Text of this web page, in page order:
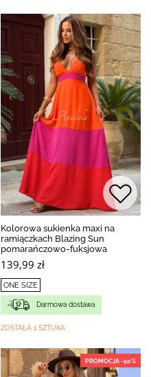
Kolorowa sukienka maxi na
ramiączkach Blazing Sun
pomarańczowo-fuksjowa
139,99 zł
ONE SIZE
Darmowa dostawa
ZOSTAŁA 1 SZTUKA
PROMOCJA -50%